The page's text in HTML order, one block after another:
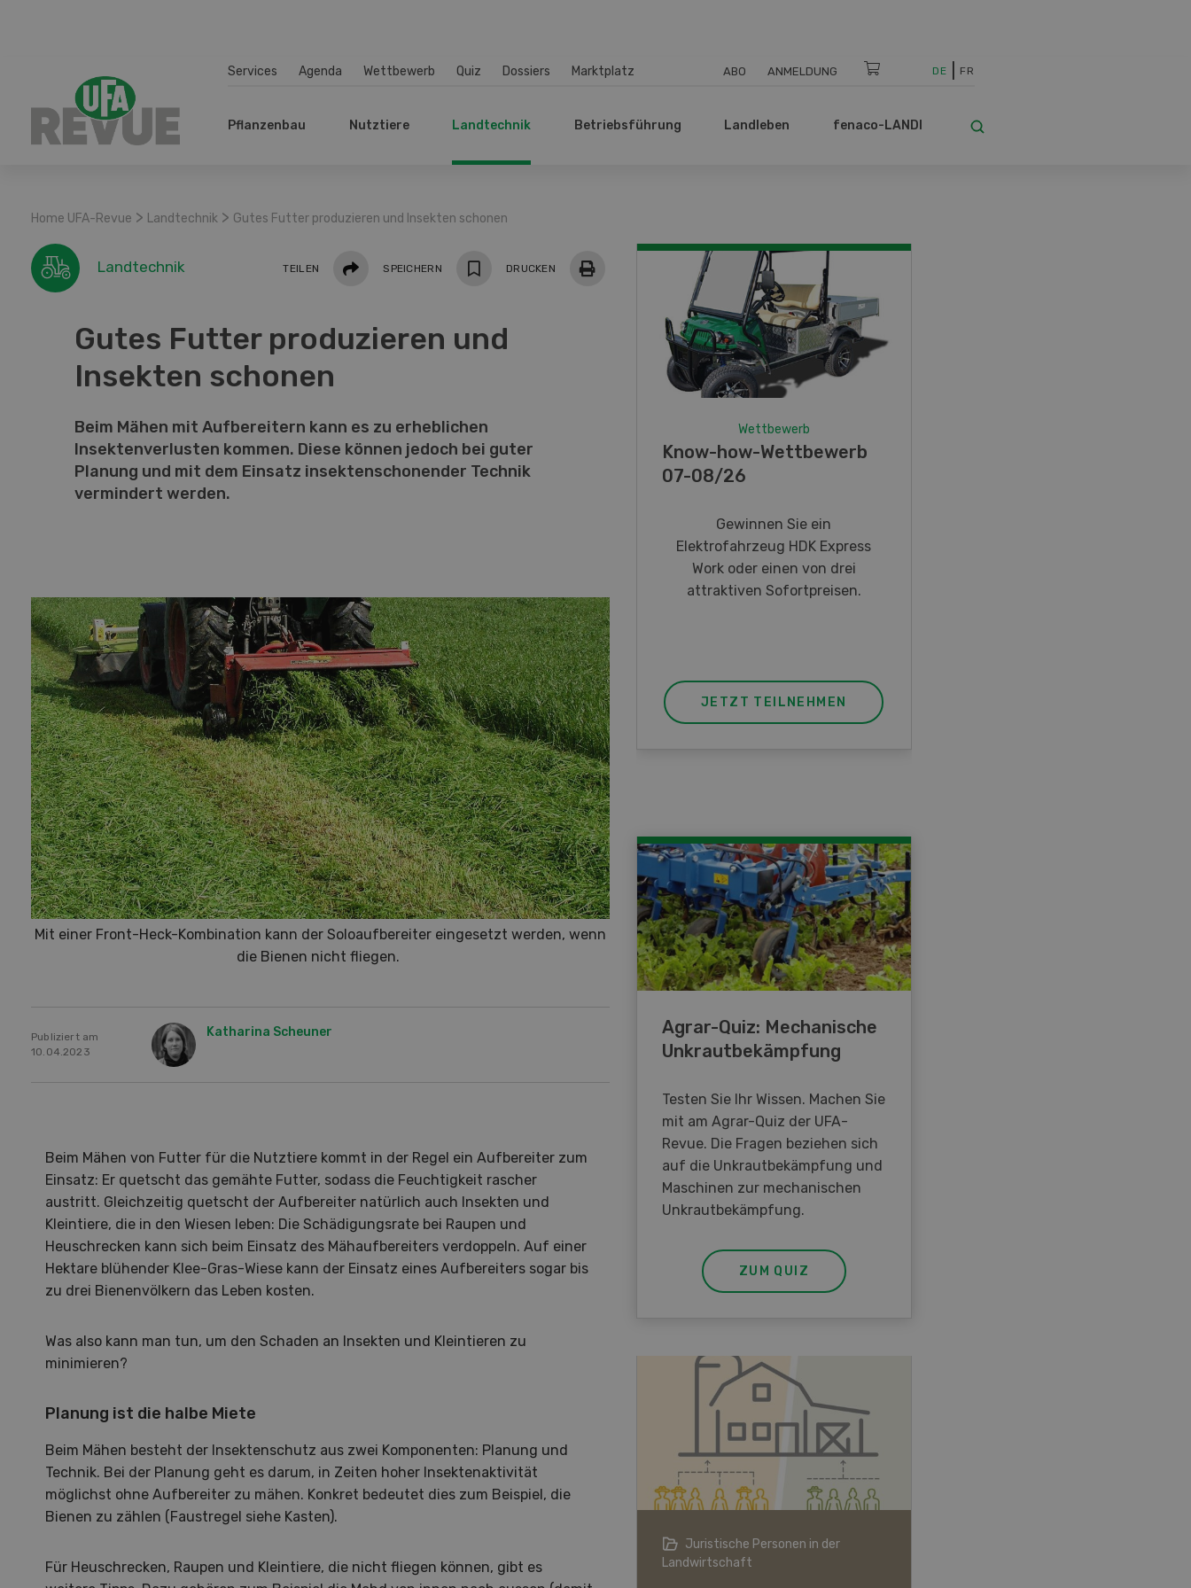
Services Agenda Wettbewerb Quiz Dossiers Marktplatz ABO ANMELDUNG DE FR
Pflanzenbau Nutztiere Landtechnik Betriebsführung Landleben fenaco-LANDI
Home UFA-Revue > Landtechnik > Gutes Futter produzieren und Insekten schonen
Landtechnik TEILEN Teilen SPEICHERN DRUCKEN
Gutes Futter produzieren und
Insekten schonen
Beim Mähen mit Aufbereitern kann es zu erheblichen
Insektenverlusten kommen. Diese können jedoch bei guter
Planung und mit dem Einsatz insektenschonender Technik
vermindert werden.
Mit einer Front-Heck-Kombination kann der Soloaufbereiter eingesetzt werden, wenn
die Bienen nicht fliegen.
Publiziert am
10.04.2023
Katharina Scheuner
Beim Mähen von Futter für die Nutztiere kommt in der Regel ein Aufbereiter zum
Einsatz: Er quetscht das gemähte Futter, sodass die Feuchtigkeit rascher
austritt. Gleichzeitig quetscht der Aufbereiter natürlich auch Insekten und
Kleintiere, die in den Wiesen leben: Die Schädigungsrate bei Raupen und
Heuschrecken kann sich beim Einsatz des Mähaufbereiters verdoppeln. Auf einer
Hektare blühender Klee-Gras-Wiese kann der Einsatz eines Aufbereiters sogar bis
zu drei Bienenvölkern das Leben kosten.
Was also kann man tun, um den Schaden an Insekten und Kleintieren zu
minimieren?
Planung ist die halbe Miete
Beim Mähen besteht der Insektenschutz aus zwei Komponenten: Planung und
Technik. Bei der Planung geht es darum, in Zeiten hoher Insektenaktivität
möglichst ohne Aufbereiter zu mähen. Konkret bedeutet dies zum Beispiel, die
Bienen zu zählen (Faustregel siehe Kasten).
Für Heuschrecken, Raupen und Kleintiere, die nicht fliegen können, gibt es
Wettbewerb
Know-how-Wettbewerb
07-08/26
Gewinnen Sie ein
Elektrofahrzeug HDK Express
Work oder einen von drei
attraktiven Sofortpreisen.
JETZT TEILNEHMEN
Agrar-Quiz: Mechanische
Unkrautbekämpfung
Testen Sie Ihr Wissen. Machen Sie
mit am Agrar-Quiz der UFA-
Revue. Die Fragen beziehen sich
auf die Unkrautbekämpfung und
Maschinen zur mechanischen
Unkrautbekämpfung.
ZUM QUIZ
Juristische Personen in der
Landwirtschaft